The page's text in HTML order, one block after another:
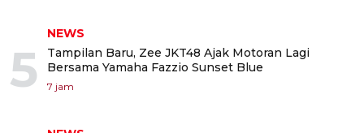
5
NEWS
Tampilan Baru, Zee JKT48 Ajak Motoran Lagi
Bersama Yamaha Fazzio Sunset Blue
7 jam